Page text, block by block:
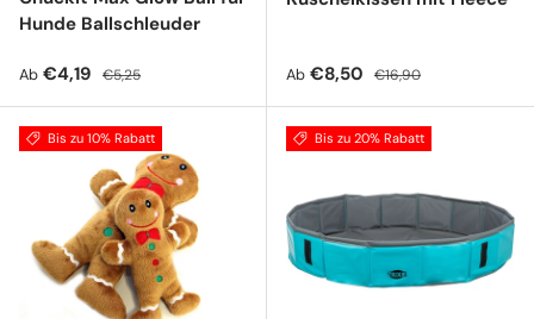
Hunde Ballschleuder
Verkaufspreis
Ab €4,19 Normaler Preis
€5,25 Verkaufspreis
Ab €8,50 Normaler Preis
€16,90
Bis zu 10% Rabatt Bis zu 20% Rabatt